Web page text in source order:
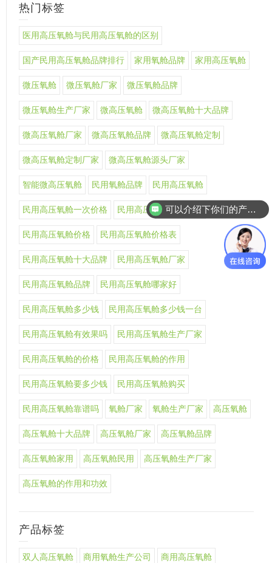
热门标签
医用高压氧舱与民用高压氧舱的区别
国产民用高压氧舱品牌排行 家用氧舱品牌 家用高压氧舱
微压氧舱 微压氧舱厂家 微压氧舱品牌
微压氧舱生产厂家 微高压氧舱 微高压氧舱十大品牌
微高压氧舱厂家 微高压氧舱品牌 微高压氧舱定制
微高压氧舱定制厂家 微高压氧舱源头厂家
智能微高压氧舱 民用氧舱品牌 民用高压氧舱
民用高压氧舱一次价格 民用高压氧舱上市公司
民用高压氧舱价格 民用高压氧舱价格表
民用高压氧舱十大品牌 民用高压氧舱厂家
民用高压氧舱品牌 民用高压氧舱哪家好
民用高压氧舱多少钱 民用高压氧舱多少钱一台
民用高压氧舱有效果吗 民用高压氧舱生产厂家
民用高压氧舱的价格 民用高压氧舱的作用
民用高压氧舱要多少钱 民用高压氧舱购买
民用高压氧舱靠谱吗 氧舱厂家 氧舱生产厂家 高压氧舱
高压氧舱十大品牌 高压氧舱厂家 高压氧舱品牌
高压氧舱家用 高压氧舱民用 高压氧舱生产厂家
高压氧舱的作用和功效
产品标签
双人高压氧舱 商用氧舱生产公司 商用高压氧舱
可以介绍下你们的产品么
你们是怎么收费的呢